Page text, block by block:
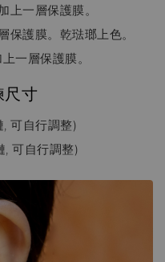
上一層保護膜。
保護膜。乾琺瑯上色。
一層保護膜。
寸
, 可自行調整)
, 可自行調整)